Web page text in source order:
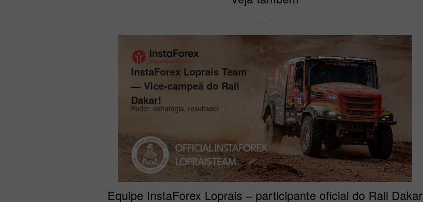
InstaForex Loprais Team
— Vice-campeã do Rali
Dakar!
Poder, estratégia, resultado!
Equipe InstaForex Loprais – participante oficial do Rali Dakar